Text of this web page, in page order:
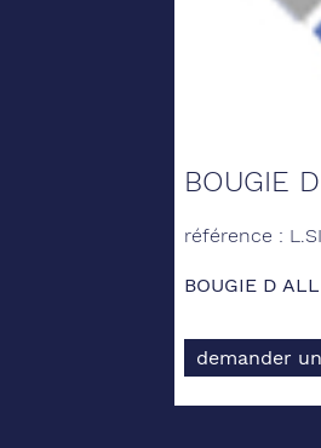
BOUGIE
référence :
BOUGIE D
demander